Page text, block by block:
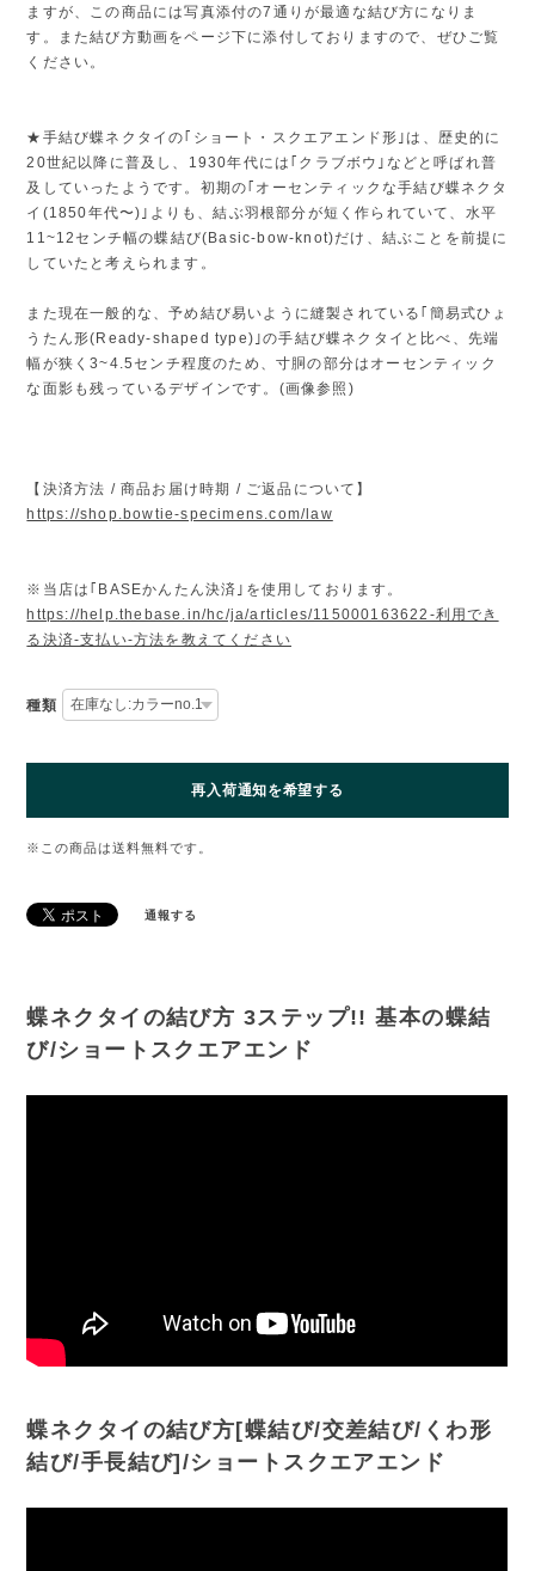
ますが、この商品には写真添付の7通りが最適な結び方になりま
す。また結び方動画をページ下に添付しておりますので、ぜひご覧
ください。
★手結び蝶ネクタイの｢ショート・スクエアエンド形｣は、歴史的に
20世紀以降に普及し、1930年代には｢クラブボウ｣などと呼ばれ普
及していったようです。初期の｢オーセンティックな手結び蝶ネクタ
イ(1850年代〜)｣よりも、結ぶ羽根部分が短く作られていて、水平
11~12センチ幅の蝶結び(Basic-bow-knot)だけ、結ぶことを前提に
していたと考えられます。
また現在一般的な、予め結び易いように縫製されている｢簡易式ひょ
うたん形(Ready-shaped type)｣の手結び蝶ネクタイと比べ、先端
幅が狭く3~4.5センチ程度のため、寸胴の部分はオーセンティック
な面影も残っているデザインです。(画像参照)
【決済方法 / 商品お届け時期 / ご返品について】
https://shop.bowtie-specimens.com/law
※当店は｢BASEかんたん決済｣を使用しております。
https://help.thebase.in/hc/ja/articles/115000163622-利用でき
る決済-支払い-方法を教えてください
種類
再入荷通知を希望する
※この商品は送料無料です。
通報する
蝶ネクタイの結び方 3ステップ!! 基本の蝶結
び/ショートスクエアエンド
蝶ネクタイの結び方[蝶結び/交差結び/くわ形
結び/手長結び]/ショートスクエアエンド